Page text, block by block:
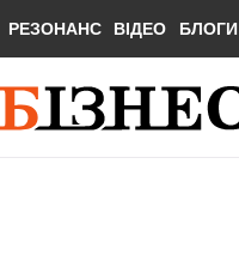
РЕЗОНАНС ВІДЕО БЛОГИ